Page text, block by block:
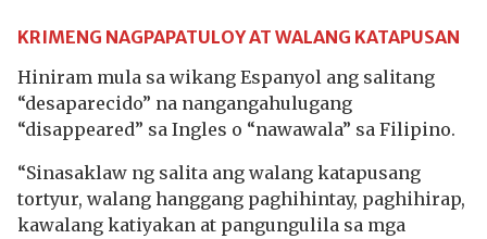
KRIMENG NAGPAPATULOY AT WALANG KATAPUSAN
Hiniram mula sa wikang Espanyol ang salitang
“desaparecido” na nangangahulugang
“disappeared” sa Ingles o “nawawala” sa Filipino.
“Sinasaklaw ng salita ang walang katapusang
tortyur, walang hanggang paghihintay, paghihirap,
kawalang katiyakan at pangungulila sa mga